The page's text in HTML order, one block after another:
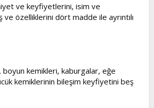
ve keyfiyetlerini, isim ve
özelliklerini dört madde ile ayrıntılı
kemikleri, kaburgalar, eğe
kemiklerinin bileşim keyfiyetini beş